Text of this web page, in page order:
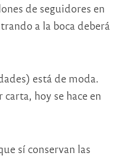
de seguidores en
a la boca deberá
está de moda.
hoy se hace en
sí conservan las